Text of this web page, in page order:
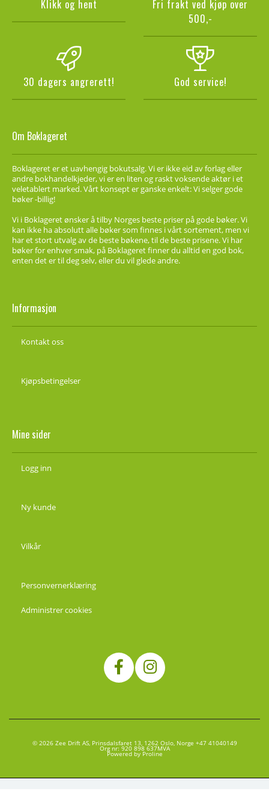
Klikk og hent
Fri frakt ved kjøp over
500,-
30 dagers angrerett! God service!
Om Boklageret
Boklageret er et uavhengig bokutsalg. Vi er ikke eid av forlag eller
andre bokhandelkjeder, vi er en liten og raskt voksende aktør i et
veletablert marked. Vårt konsept er ganske enkelt: Vi selger gode
bøker -billig!
Vi i Boklageret ønsker å tilby Norges beste priser på gode bøker. Vi
kan ikke ha absolutt alle bøker som finnes i vårt sortement, men vi
har et stort utvalg av de beste bøkene, til de beste prisene. Vi har
bøker for enhver smak, på Boklageret finner du alltid en god bok,
enten det er til deg selv, eller du vil glede andre.
Informasjon
Kontakt oss
Kjøpsbetingelser
Mine sider
Logg inn
Ny kunde
Vilkår
Personvernerklæring
Administrer cookies
© 2026 Zee Drift AS, Prinsdalsfaret 13, 1262 Oslo, Norge +47 41040149
Org nr: 920 898 637MVA
Powered by Proline